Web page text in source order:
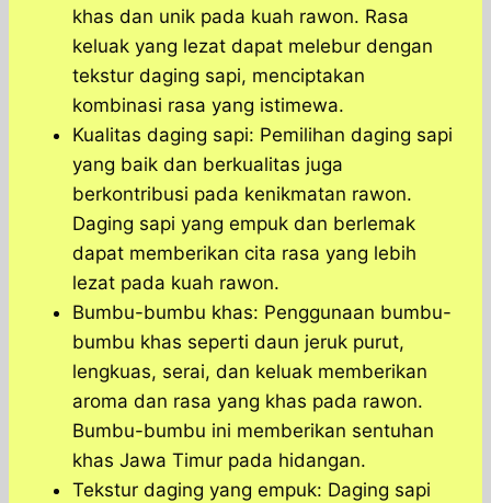
khas dan unik pada kuah rawon. Rasa
keluak yang lezat dapat melebur dengan
tekstur daging sapi, menciptakan
kombinasi rasa yang istimewa.
Kualitas daging sapi: Pemilihan daging sapi
yang baik dan berkualitas juga
berkontribusi pada kenikmatan rawon.
Daging sapi yang empuk dan berlemak
dapat memberikan cita rasa yang lebih
lezat pada kuah rawon.
Bumbu-bumbu khas: Penggunaan bumbu-
bumbu khas seperti daun jeruk purut,
lengkuas, serai, dan keluak memberikan
aroma dan rasa yang khas pada rawon.
Bumbu-bumbu ini memberikan sentuhan
khas Jawa Timur pada hidangan.
Tekstur daging yang empuk: Daging sapi